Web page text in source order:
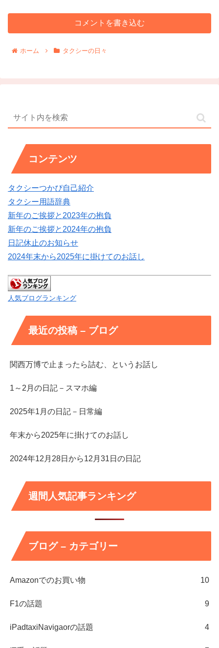
コメントを書き込む
ホーム タクシーの日々
コンテンツ
タクシーつかぴ自己紹介
タクシー用語辞典
新年のご挨拶と2023年の抱負
新年のご挨拶と2024年の抱負
日記休止のお知らせ
2024年末から2025年に掛けてのお話し
人気ブログランキング
最近の投稿 – ブログ
関西万博で止まったら詰む、というお話し
1～2月の日記－スマホ編
2025年1月の日記－日常編
年末から2025年に掛けてのお話し
2024年12月28日から12月31日の日記
週間人気記事ランキング
ブログ – カテゴリー
Amazonでのお買い物 10
F1の話題 9
iPadtaxiNavigaorの話題 4